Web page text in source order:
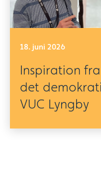
18. juni 2026
Inspiration
det
VUC Lyngby